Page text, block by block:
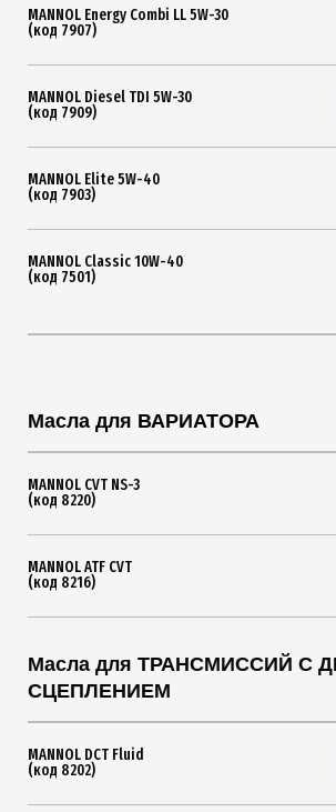
MANNOL Energy Combi LL 5W-30
(код 7907)
MANNOL Diesel TDI 5W-30
(код 7909)
MANNOL Elite 5W-40
(код 7903)
MANNOL Classic 10W-40
(код 7501)
Масла для ВАРИАТОРА
MANNOL CVT NS-3
(код 8220)
MANNOL ATF CVT
(код 8216)
Масла для ТРАНСМИССИЙ С
СЦЕПЛЕНИЕМ
MANNOL DCT Fluid
(код 8202)